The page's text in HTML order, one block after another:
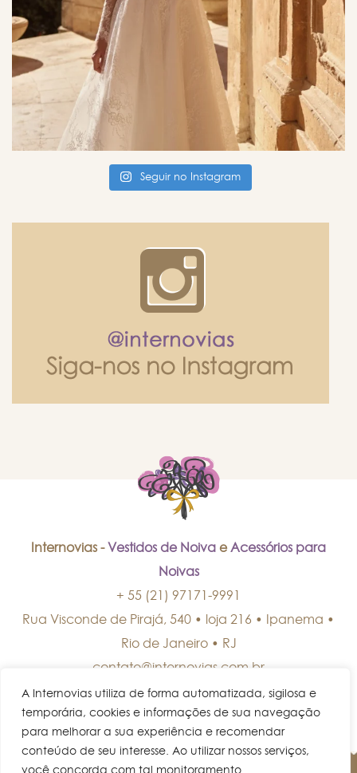
A Internovias utiliza de forma automatizada, sigilosa e
temporária, cookies e informações de sua navegação
para melhorar a sua experiência e recomendar
conteúdo de seu interesse. Ao utilizar nossos serviços,
você concorda com tal monitoramento.
Seguir no Instagram
Internovias - Vestidos de Noiva e Acessórios para
Noivas
+ 55 (21) 97171-9991
Rua Visconde de Pirajá, 540 • loja 216 • Ipanema •
Rio de Janeiro• RJ
contato@internovias.com.br